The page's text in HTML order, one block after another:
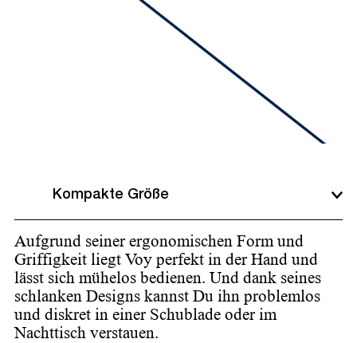
Kompakte Größe
Aufgrund seiner ergonomischen Form und
Griffigkeit liegt Voy perfekt in der Hand und
lässt sich mühelos bedienen. Und dank seines
schlanken Designs kannst Du ihn problemlos
und diskret in einer Schublade oder im
Nachttisch verstauen.